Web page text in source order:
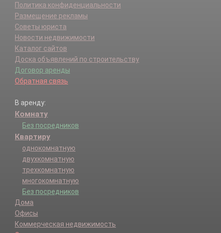
Политика конфиденциальности
Размещение рекламы
Советы юриста
Новости недвижимости
Каталог сайтов
Доска объявлений по строительству
Договор аренды
Обратная связь
В аренду:
Комнату
Без посредников
Квартиру
однокомнатную
двухкомнатную
трехкомнатную
многокомнатную
Без посредников
Дома
Офисы
Коммерческая недвижимость